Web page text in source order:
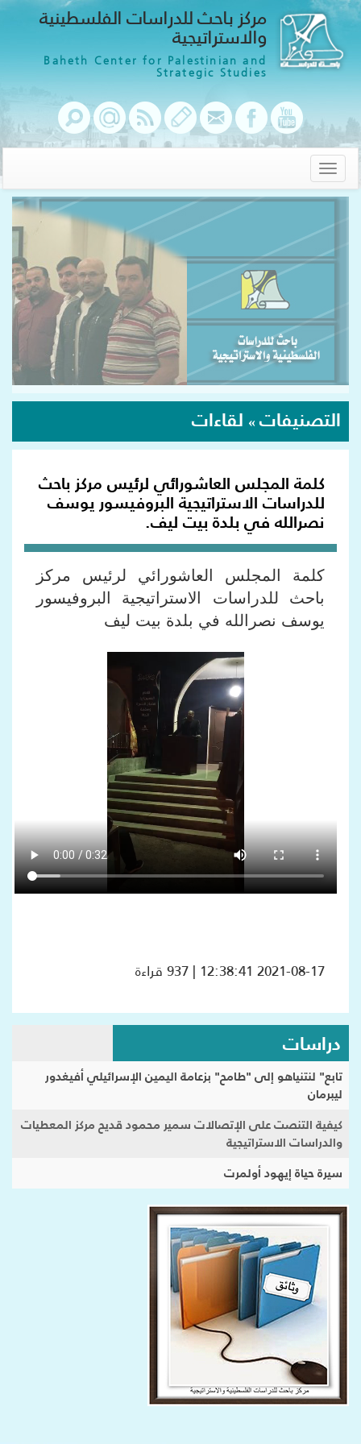
مركز باحث للدراسات الفلسطينية
والاستراتيجية
Baheth Center for Palestinian and
Strategic Studies
Toggle
navigation
التصنيفات » لقاءات
كلمة المجلس العاشورائي لرئيس مركز باحث
للدراسات الاستراتيجية البروفيسور يوسف
نصرالله في بلدة بيت ليف.
كلمة المجلس العاشورائي لرئيس مركز
باحث للدراسات الاستراتيجية البروفيسور
يوسف نصرالله في بلدة بيت ليف
2021-08-17 12:38:41 | 937 قراءة
دراسات
تابع" لنتنياهو إلى "طامح" بزعامة اليمين الإسرائيلي أفيغدور
ليبرمان
كيفية التنصت على الإتصالات سمير محمود قديح مركز المعطيات
والدراسات الاستراتيجية
سيرة حياة إيهود أولمرت